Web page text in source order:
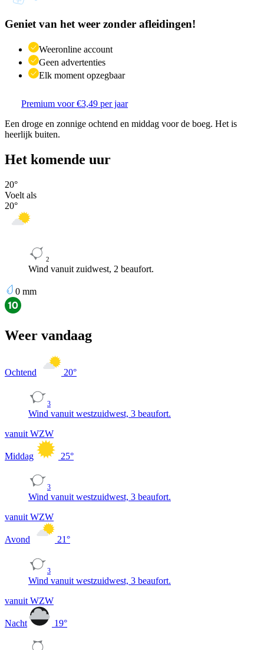
Geniet van het weer zonder afleidingen!
Weeronline account
Geen advertenties
Elk moment opzegbaar
Premium voor €3,49 per jaar
Een droge en zonnige ochtend en middag voor de boeg. Het is
heerlijk buiten.
Het komende uur
20°
Voelt als
20°
2
Wind vanuit zuidwest, 2 beaufort.
0 mm
Weer vandaag
Ochtend 20°
3
Wind vanuit westzuidwest, 3 beaufort.
vanuit WZW
Middag 25°
3
Wind vanuit westzuidwest, 3 beaufort.
vanuit WZW
Avond 21°
3
Wind vanuit westzuidwest, 3 beaufort.
vanuit WZW
Nacht 19°